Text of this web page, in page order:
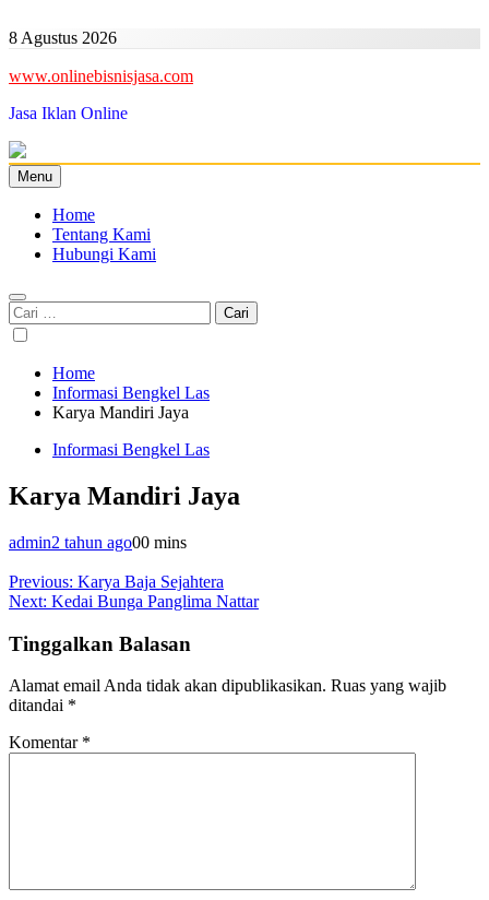
to
8 Agustus 2026
www.onlinebisnisjasa.com
Jasa Iklan Online
Menu
Home
Tentang Kami
Hubungi Kami
Cari
untuk:
Home
Informasi Bengkel Las
Karya Mandiri Jaya
Informasi Bengkel Las
Karya Mandiri Jaya
admin2 tahun ago00 mins
Navigasi
pos
Previous: Karya Baja Sejahtera
Next: Kedai Bunga Panglima Nattar
Tinggalkan Balasan
Alamat email Anda tidak akan dipublikasikan. Ruas yang wajib
ditandai *
Komentar *